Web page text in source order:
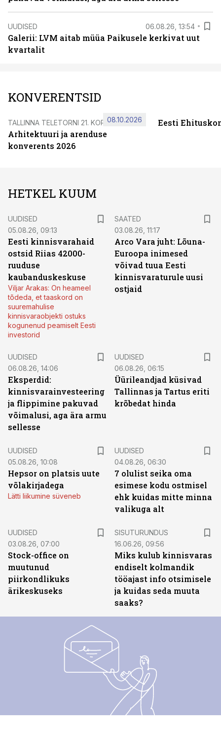
UUDISED 06.08.26, 13:54
Galerii: LVM aitab müüa Paikusele kerkivat uut
kvartalit
KONVERENTSID
TALLINNA TELETORNI 21. KORRUSEL
Arhitektuuri ja arenduse
konverents 2026
08.10.2026 Eesti
HETKEL KUUM
UUDISED
05.08.26, 09:13
Eesti kinnisvarahaid
ostsid Riias 42000-
ruuduse
kaubanduskeskuse
Viljar Arakas: On heameel
tõdeda, et taaskord on
suuremahulise
kinnisvaraobjekti ostuks
kogunenud peamiselt Eesti
investorid
SAATED
03.08.26, 11:17
Arco Vara juht: Lõuna-
Euroopa inimesed
võivad tuua Eesti
kinnisvaraturule uusi
ostjaid
UUDISED
06.08.26, 14:06
Eksperdid:
kinnisvarainvesteering
ja flippimine pakuvad
võimalusi, aga ära armu
sellesse
UUDISED
06.08.26, 06:15
Üürileandjad küsivad
Tallinnas ja Tartus eriti
krõbedat hinda
UUDISED
05.08.26, 10:08
Hepsor on platsis uute
võlakirjadega
Lätti liikumine süveneb
UUDISED
04.08.26, 06:30
7 olulist seika oma
esimese kodu ostmisel
ehk kuidas mitte minna
valikuga alt
UUDISED
03.08.26, 07:00
Stock-office on
muutunud
piirkondlikuks
ärikeskuseks
SISUTURUNDUS
16.06.26, 09:56
Miks kulub kinnisvaras
endiselt kolmandik
tööajast info otsimisele
ja kuidas seda muuta
saaks?